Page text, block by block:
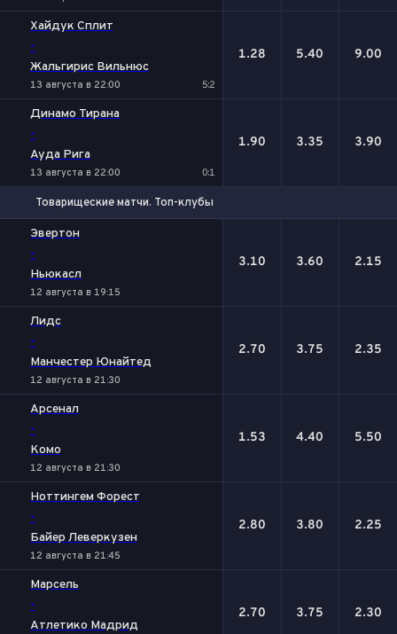
Хайдук Сплит
-
Жальгирис Вильнюс
13 августа в 22:00 5:2
1.28 5.40 9.00
Динамо Тирана
-
Ауда Рига
13 августа в 22:00 0:1
1.90 3.35 3.90
Товарищеские матчи. Топ-клубы
Эвертон
-
Ньюкасл
12 августа в 19:15
3.10 3.60 2.15
Лидс
-
Манчестер Юнайтед
12 августа в 21:30
2.70 3.75 2.35
Арсенал
-
Комо
12 августа в 21:30
1.53 4.40 5.50
Ноттингем Форест
-
Байер Леверкузен
12 августа в 21:45
2.80 3.80 2.25
Марсель
-
Атлетико Мадрид
2.70 3.75 2.30